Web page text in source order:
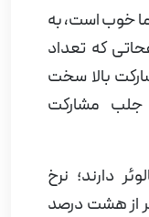
خوب است، به
که تعداد
بالا سخت
جلب مشارکت
10 هزار فالوئر دارند؛ نرخ
از هشت درصد